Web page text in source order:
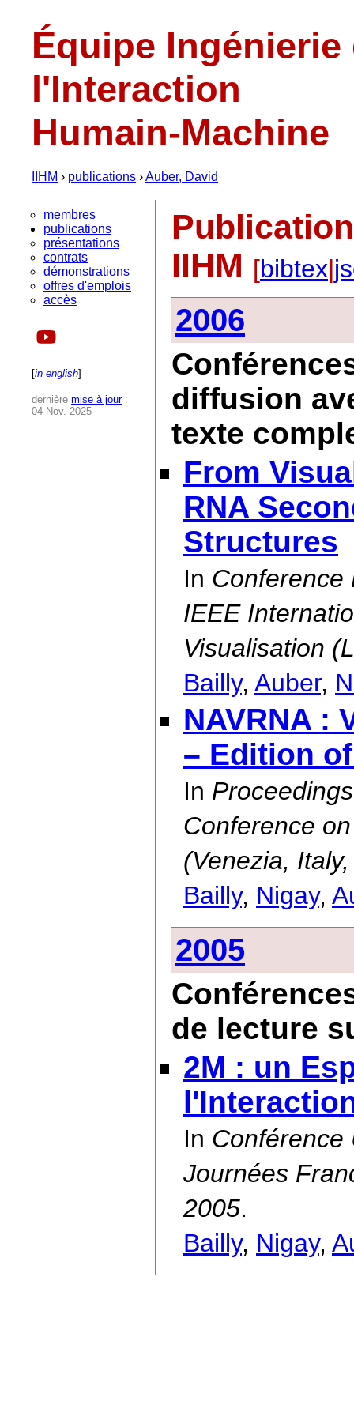
Équipe Ingénierie
l'Interaction
Humain-Machine
IIHM › publications ›Auber, David
membres
publications
présentations
contrats
démonstrations
offres d'emplois
accès
[in english]
dernière mise à jour:
04 Nov. 2025
IIHM [bibtex|
2006
diffusion
texte
From
RNA
Structures
In Conference
IEEE
Visualisation
Bailly, Auber,
NAVRNA :
– Edition
In
Conference
(Venezia,
Bailly, Nigay,
2005
de lecture
2M : un
In Conférence
Journées
2005.
Bailly, Nigay,